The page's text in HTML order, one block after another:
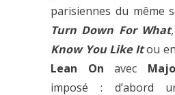
parisiennes du même
Turn Down For What,
Know You Like Itou
Lean Onavec
imposé : d’abord